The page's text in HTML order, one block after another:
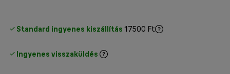
Standard ingyenes kiszállítás 17500 Ft
Ingyenes visszaküldés